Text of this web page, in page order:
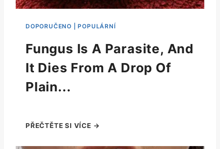
Fungus Is A Parasite, And
It Dies From A Drop Of
Plain...